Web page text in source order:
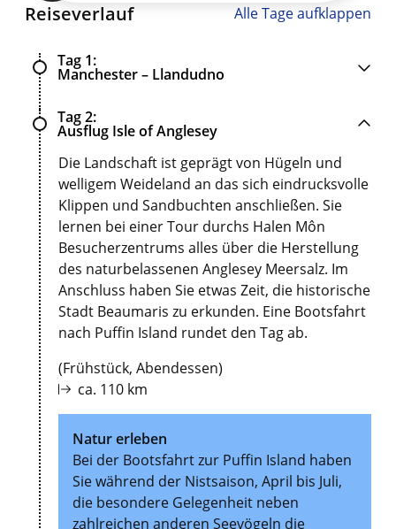
Reiseverlauf Alle Tage aufklappen
Tag 1
Manchester – Llandudno
Tag 2
Ausflug Isle of Anglesey
Die Landschaft ist geprägt von Hügeln und
welligem Weideland an das sich eindrucksvolle
Klippen und Sandbuchten anschließen. Sie
lernen bei einer Tour durchs Halen Môn
Besucherzentrums alles über die Herstellung
des naturbelassenen Anglesey Meersalz. Im
Anschluss haben Sie etwas Zeit, die historische
Stadt Beaumaris zu erkunden. Eine Bootsfahrt
nach Puffin Island rundet den Tag ab.
(Frühstück, Abendessen)
ca. 110 km
Natur erleben
Bei der Bootsfahrt zur Puffin Island haben
Sie während der Nistsaison, April bis Juli,
die besondere Gelegenheit neben
zahlreichen anderen Seevögeln die